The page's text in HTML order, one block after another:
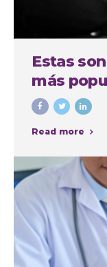
Estas
más
el último
Read more